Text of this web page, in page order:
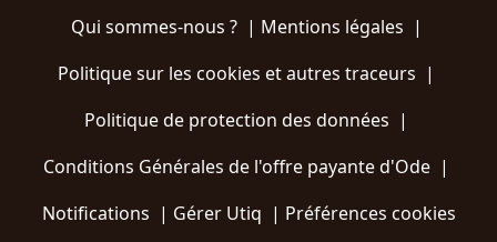
Qui sommes-nous ?| Mentions légales |
Politique sur les cookies et autres traceurs |
Politique de protection des données |
Conditions Générales de l'offre payante d'Ode |
Notifications | Gérer Utiq | Préférences cookies